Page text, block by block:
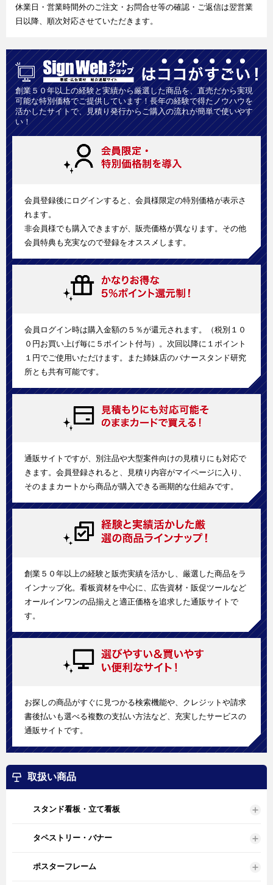
休業日・営業時間外のご注文・お問合せ等の確認・ご返信は翌営業
日以降、順次対応させていただきます。
創業５０年以上の経験と実績から厳選した商品を、直売だから実現
可能な特別価格でご提供しています！長年の経験で得たノウハウを
活かしたサイトで、見積り発行からご購入の流れが簡単で使いやす
い！
会員登録後にログインすると、会員様限定の特別価格が表示さ
れます。
非会員様でも購入できますが、販売価格が異なります。その他
会員特典も充実なので登録をオススメします。
会員ログイン時は購入金額の５％が還元されます。（税別１０
０円お買い上げ毎に５ポイント付与）。次回以降に１ポイント
１円でご使用いただけます。また姉妹店のバナースタンド研究
所とも共有可能です。
通販サイトですが、別注品や大型案件向けの見積りにも対応で
きます。会員登録されると、見積り内容がマイページに入り、
そのままカートから商品が購入できる画期的な仕組みです。
創業５０年以上の経験と販売実績を活かし、厳選した商品をラ
インナップ化。看板資材を中心に、広告資材・販促ツールなど
オールインワンの品揃えと適正価格を追求した通販サイトで
す。
お探しの商品がすぐに見つかる検索機能や、クレジットや請求
書後払いも選べる複数の支払い方法など、充実したサービスの
通販サイトです。
取扱い商品
スタンド看板・立て看板
タペストリー・バナー
ポスターフレーム